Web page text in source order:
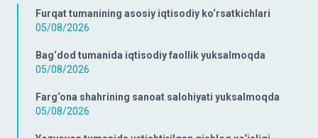
Furqat tumanining asosiy iqtisodiy ko‘rsatkichlari
05/08/2026
Bag‘dod tumanida iqtisodiy faollik yuksalmoqda
05/08/2026
Farg‘ona shahrining sanoat salohiyati yuksalmoqda
05/08/2026